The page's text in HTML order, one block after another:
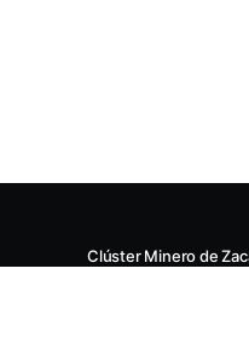
Clúster Minero de